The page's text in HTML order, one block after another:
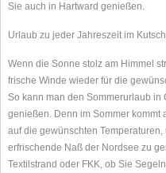
Sie auch in Hartward genießen.
Urlaub zu jeder Jahreszeit im
Wenn die Sonne stolz am Himmel
frische Winde wieder für die
So kann man den Sommerurlaub in
genießen. Denn im Sommer kommt
auf die gewünschten Temperaturen,
erfrischende Naß der Nordsee zu
Textilstrand oder FKK, ob Sie